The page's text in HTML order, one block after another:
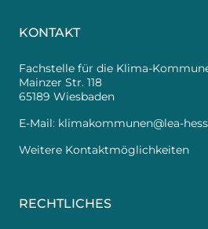
KONTAKT
Fachstelle für die Klima-
Mainzer Str. 118
65189 Wiesbaden
E-Mail: klimakommunen@lea-
Weitere Kontaktmöglichkeiten
RECHTLICHES